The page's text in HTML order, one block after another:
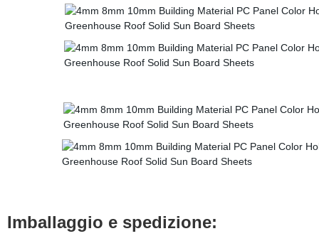
Imballaggio e spedizione: